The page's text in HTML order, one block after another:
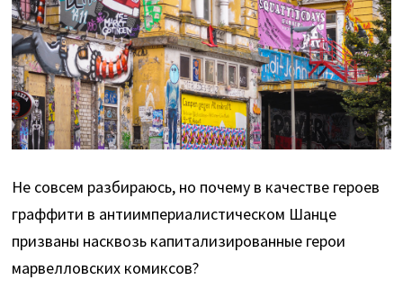
Не совсем разбираюсь, но почему в качестве героев
граффити в антиимпериалистическом Шанце
призваны насквозь капитализированные герои
марвелловских комиксов?